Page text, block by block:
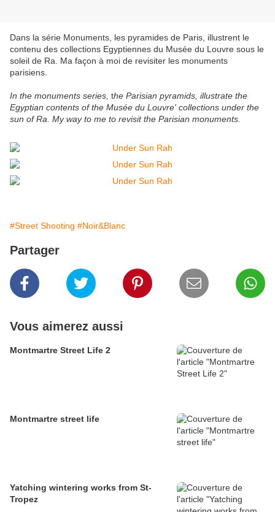
Dans la série Monuments, les pyramides de Paris, illustrent le
contenu des collections Egyptiennes du Musée du Louvre sous le
soleil de Ra. Ma façon à moi de revisiter les monuments
parisiens.
In the monuments series, the Parisian pyramids, illustrate the
Egyptian contents of the Musée du Louvre' collections under the
sun of Ra. My way to me to revisit the Parisian monuments.
#Street Shooting #Noir&Blanc
Partager
Vous aimerez aussi
Montmartre Street Life 2
Montmartre street life
Yatching wintering works from St-
Tropez